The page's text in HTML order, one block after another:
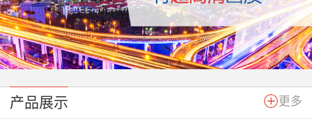
产品展示 更多